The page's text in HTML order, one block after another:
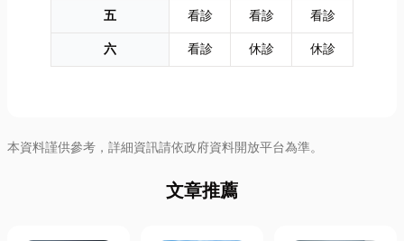
五
看診 看診
看診
六
看診 休診 休診
本資料謹供參考，詳細資訊請依政府資料開放平台為準。
文章推薦